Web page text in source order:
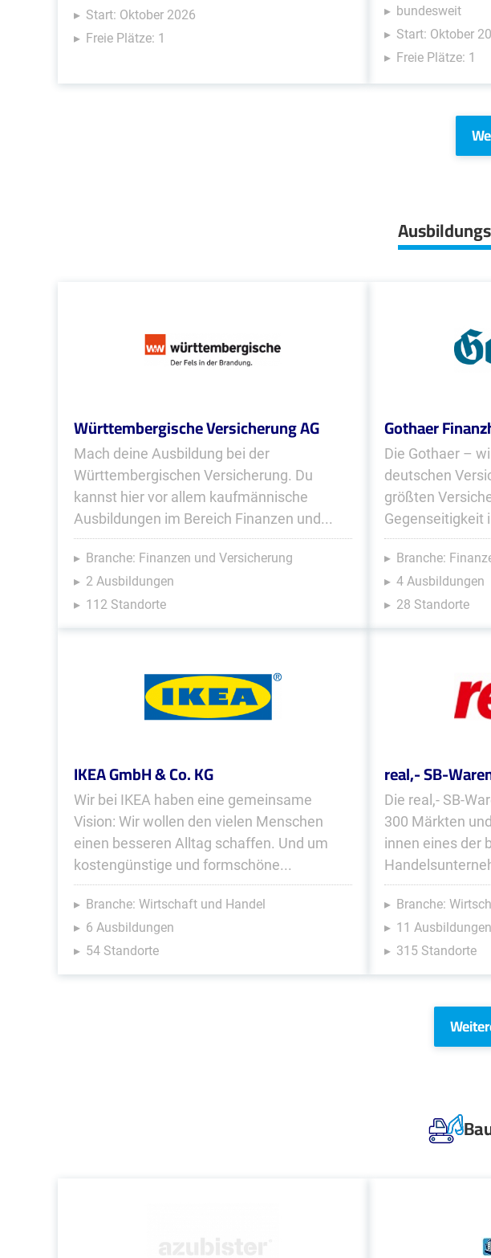
Start: Oktober 2026
Freie Plätze: 1
bundesweit
Start: Oktober
Freie Plätze: 1
Württembergische Versicherung AG
Mach deine Ausbildung bei der
Württembergischen Versicherung. Du
kannst hier vor allem kaufmännische
Ausbildungen im Bereich Finanzen und...
Branche: Finanzen und Versicherung
2 Ausbildungen
112 Standorte
Gothaer
Die Gothaer –
deutschen
größten
Gegenseitigkeit
Branche:
4 Ausbildungen
28 Standorte
IKEA GmbH & Co. KG
Wir bei IKEA haben eine gemeinsame
Vision: Wir wollen den vielen Menschen
einen besseren Alltag schaffen. Und um
kostengünstige und formschöne...
Branche: Wirtschaft und Handel
6 Ausbildungen
54 Standorte
real,- SB-
Die real,- SB-
300 Märkten
innen eines der
Branche:
11 Ausbildungen
315 Standorte